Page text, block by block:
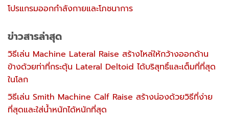
โปรแกรมออกกำลังกายและโภชนาการ
ข่าวสารล่าสุด
วิธีเล่น Machine Lateral Raise สร้างไหล่ให้กว้างออกด้าน
ข้างด้วยท่าที่กระตุ้น Lateral Deltoid ได้บริสุทธิ์และเต็มที่ที่สุด
ในโลก
วิธีเล่น Smith Machine Calf Raise สร้างน่องด้วยวิธีที่ง่าย
ที่สุดและใส่น้ำหนักได้หนักที่สุด